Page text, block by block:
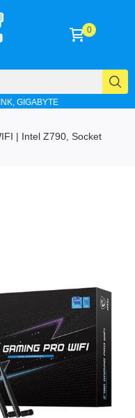
GIGABYTE
0
| Intel Z790, Socket